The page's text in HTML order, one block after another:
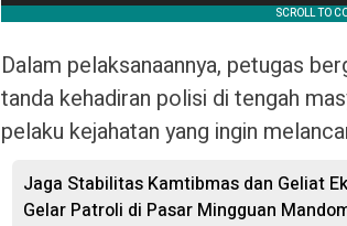
Dalam pelaksanaannya, petugas
tanda kehadiran polisi di tengah
pelaku kejahatan yang ingin
Jaga Stabilitas Kamtibmas dan Geliat
Gelar Patroli di Pasar Mingguan